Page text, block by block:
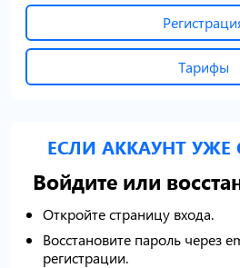
Тарифы
ЕСЛИ АККАУНТ УЖЕ
Войдите или
Откройте страницу входа.
Восстановите пароль через
регистрации.